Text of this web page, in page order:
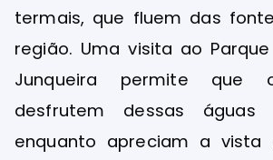
termais, que fluem das
região. Uma visita ao
Junqueira permite que
desfrutem dessas águas
enquanto apreciam a vista